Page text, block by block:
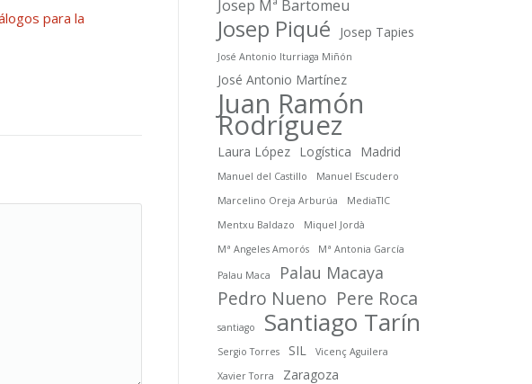
para la
Josep Mª Bartomeu
Josep Piqué Josep Tapies
José Antonio Iturriaga Miñón
José Antonio Martínez
Juan Ramón
Rodríguez
Laura López Logística Madrid
Manuel del Castillo
Manuel Escudero
Marcelino Oreja Arburúa
MediaTIC
Mentxu Baldazo
Miquel Jordà
Mª Angeles Amorós
Mª Antonia García
Palau Maca Palau Macaya
Pedro Nueno Pere Roca
santiago Santiago Tarín
Sergio Torres SIL
Vicenç Aguilera
Xavier Torra
Zaragoza